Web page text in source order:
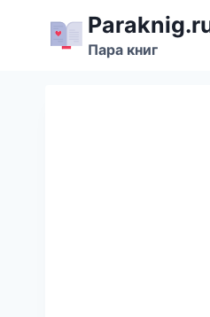
содержимому
Пара книг